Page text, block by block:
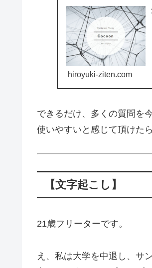
hiroyuki-ziten.com
できるだけ、多くの質問を
使いやすいと感じて頂けた
【文字起こし】
21歳フリーターです。
え、私は大学を中退し、サ